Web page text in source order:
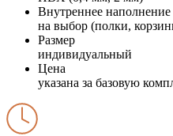
Внутреннее наполнение
на выбор (полки,
Размер
индивидуальный
Цена
указана за базовую